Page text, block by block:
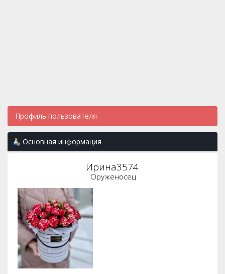
Профиль пользователя
Основная информация
Ирина3574
Оруженосец